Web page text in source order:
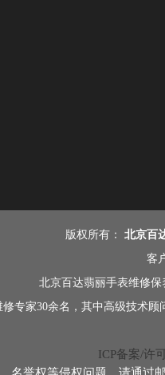
版权所有： 北京百
客
北京百达翡丽手表维修
专家30余名，其中高级技术
ICP备案/许